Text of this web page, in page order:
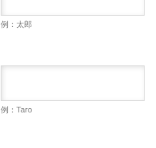
例：太郎
例：Taro